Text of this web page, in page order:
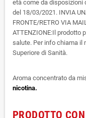
età come da disposizioni
del 18/03/2021. INVIA
FRONTE/RETRO VIA
ATTENZIONE:Il prodotto
salute. Per info chiama il
Superiore di Sanità.
Aroma concentrato da
nicotina.
PRODOTTO